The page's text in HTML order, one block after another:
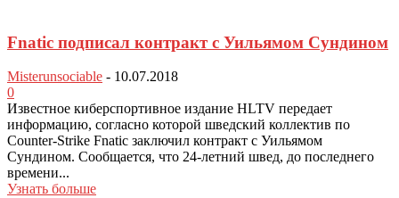
Fnatic подписал контракт с Уильямом Сундином
Misterunsociable - 10.07.2018
0
Известное киберспортивное издание HLTV передает
информацию, согласно которой шведский коллектив по
Counter-Strike Fnatic заключил контракт с Уильямом
Сундином. Сообщается, что 24-летний швед, до последнего
времени...
Узнать больше